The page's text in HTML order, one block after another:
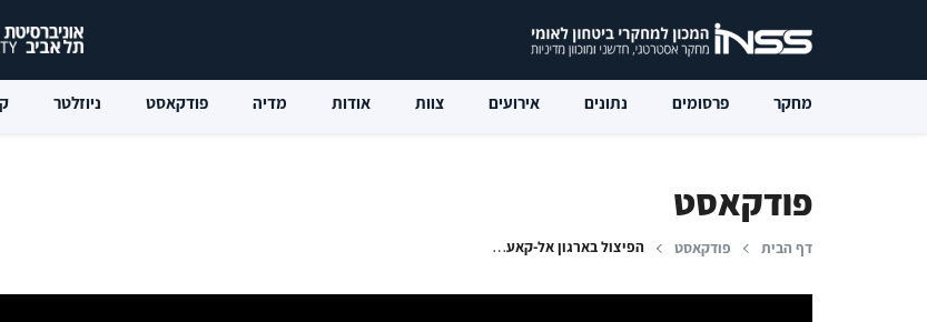
מחקר פרסומים נתונים אירועים צוות אודות מדיה פודקאסט ניוזלטר
פודקאסט
דף הבית פודקאסט הפיצול בארגון אל-קאעדה ומגמות בטרור הגלובלי